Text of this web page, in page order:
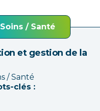
Soins / Santé
et gestion de la
/ Santé
clés :